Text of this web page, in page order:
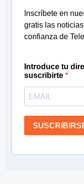
Inscríbete en
gratis las
confianza de
Introduce tu
suscribirte